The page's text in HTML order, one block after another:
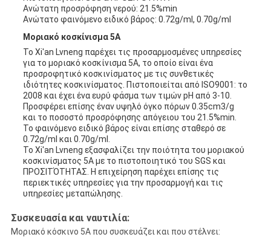
Ανώτατη προσρόφηση νερού: 21.5%min
Ανώτατο φαινόμενο ειδικό βάρος: 0.72g/ml, 0.70g/ml
Μοριακό κοσκίνισμα 5A
Το Xi'an Lvneng παρέχει τις προσαρμοσμένες υπηρεσίες
για το μοριακό κοσκίνισμα 5A, το οποίο είναι ένα
προσροφητικό κοσκινίσματος με τις συνθετικές
ιδιότητες κοσκινίσματος. Πιστοποιείται από ISO9001: το
2008 και έχει ένα ευρύ φάσμα των τιμών pH από 3-10.
Προσφέρει επίσης έναν υψηλό όγκο πόρων 0.35cm3/g
και το ποσοστό προσρόφησης απόγειου του 21.5%min.
Το φαινόμενο ειδικό βάρος είναι επίσης σταθερό σε
0.72g/ml και 0.70g/ml.
Το Xi'an Lvneng εξασφαλίζει την ποιότητα του μοριακού
κοσκινίσματος 5A με το πιστοποιητικό του SGS και
ΠΡΟΣΙΤΌΤΗΤΑΣ. Η επιχείρηση παρέχει επίσης τις
περιεκτικές υπηρεσίες για την προσαρμογή και τις
υπηρεσίες μεταπώλησης.
Συσκευασία και ναυτιλία:
Μοριακό κόσκινο 5A που συσκευάζει και που στέλνει: